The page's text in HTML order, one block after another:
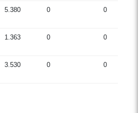
5.380 0 0
1.363 0 0
3.530 0 0